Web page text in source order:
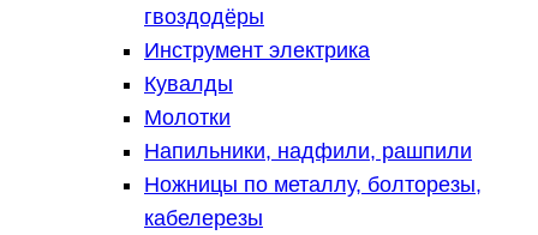
гвоздодёры
Инструмент электрика
Кувалды
Молотки
Напильники, надфили, рашпили
Ножницы по металлу, болторезы,
кабелерезы